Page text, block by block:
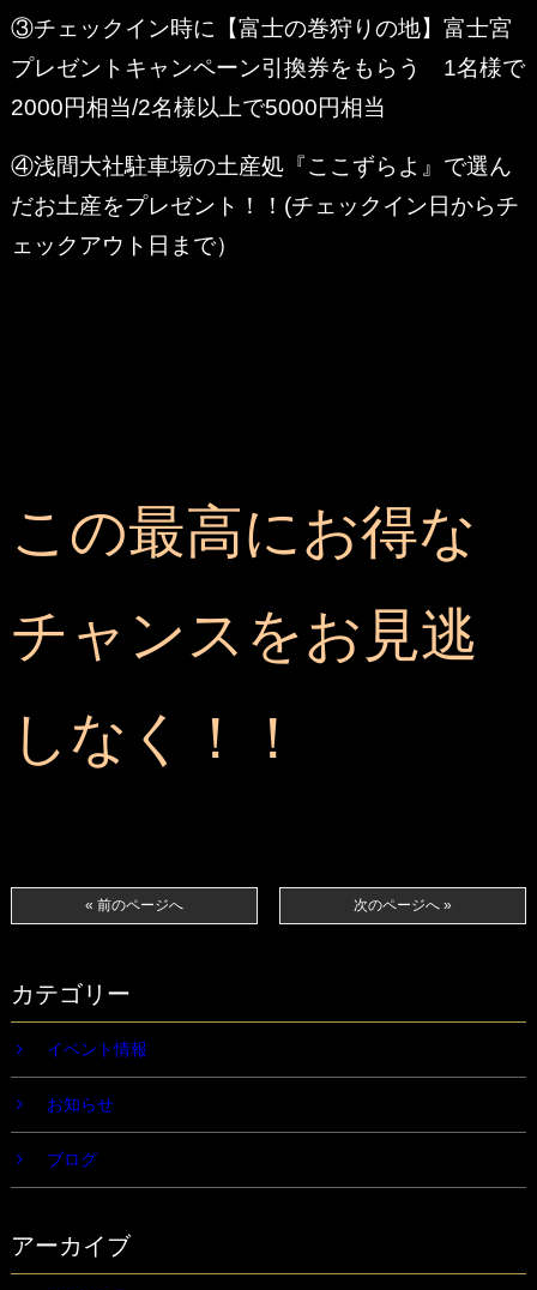
③チェックイン時に【富士の巻狩りの地】富士宮
プレゼントキャンペーン引換券をもらう 1名様で
2000円相当/2名様以上で5000円相当
④浅間大社駐車場の土産処『ここずらよ』で選ん
だお土産をプレゼント！！(チェックイン日からチ
ェックアウト日まで）
この最高にお得な
チャンスをお見逃
しなく！！
« 前のページへ 次のページへ »
カテゴリー
イベント情報
お知らせ
ブログ
アーカイブ